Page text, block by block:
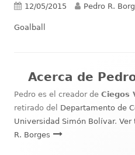
Publicado
el
12/05/2015 Autor
Pedro R.
Goalball
Acerca de
Pedro es el creador de Ciegos
retirado del Departamento de
Universidad Simón Bolívar. Ver
R. Borges